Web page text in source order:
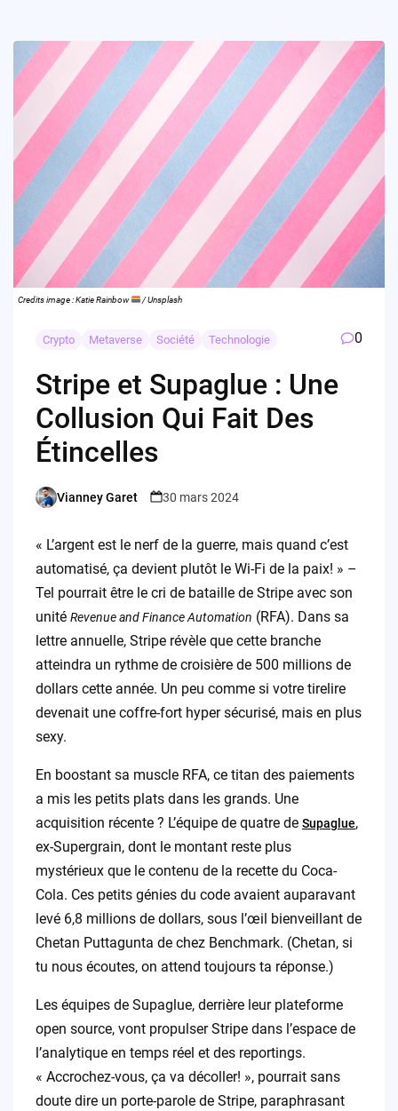
Credits image : Katie Rainbow / Unsplash
Crypto Metaverse Société Technologie 0
Stripe et Supaglue : Une
Collusion Qui Fait Des
Étincelles
Posted
Vianney Garet 30 mars 2024
« L’argent est le nerf de la guerre, mais quand c’est
automatisé, ça devient plutôt le Wi-Fi de la paix! » –
Tel pourrait être le cri de bataille de Stripe avec son
unité Revenue and Finance Automation (RFA). Dans sa
lettre annuelle, Stripe révèle que cette branche
atteindra un rythme de croisière de 500 millions de
dollars cette année. Un peu comme si votre tirelire
devenait une coffre-fort hyper sécurisé, mais en plus
sexy.
En boostant sa muscle RFA, ce titan des paiements
a mis les petits plats dans les grands. Une
acquisition récente ? L’équipe de quatre de Supaglue,
ex-Supergrain, dont le montant reste plus
mystérieux que le contenu de la recette du Coca-
Cola. Ces petits génies du code avaient auparavant
levé 6,8 millions de dollars, sous l’œil bienveillant de
Chetan Puttagunta de chez Benchmark. (Chetan, si
tu nous écoutes, on attend toujours ta réponse.)
Les équipes de Supaglue, derrière leur plateforme
open source, vont propulser Stripe dans l’espace de
l’analytique en temps réel et des reportings.
« Accrochez-vous, ça va décoller! », pourrait sans
doute dire un porte-parole de Stripe, paraphrasant